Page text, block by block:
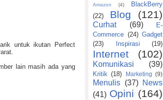
untuk ikutan Perfect
lain masih ada yang
Amazon (4)
BlackBerry
(22)
Blog (121)
Curhat (69)
E-
Commerce (24) Gadget
(23)
Inspirasi (19)
Internet (102)
Komunikasi (39)
Kritik (18) Marketing (9)
Menulis (37)
News
(41) Opini (164)